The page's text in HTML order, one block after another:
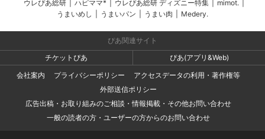
ウレぴあ総研 ハピママ* ウレぴあ総研 ディズニー特集 mimot.
うまいめし
うまいパン うまい肉 Medery.
ぴあ関連サイト
チケットぴあ
ぴあ(アプリ&Web)
会社案内
プライバシーポリシー
アクセスデータの利用・著作権等
外部送信ポリシー
広告出稿・お取り組みのご相談・情報掲載・その他お問い合わせ
一般の読者の方・ユーザーの方からのお問い合わせ